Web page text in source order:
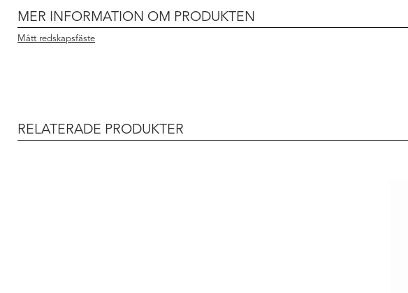
MER INFORMATION OM PRODUKTEN
Mått redskapsfäste
RELATERADE PRODUKTER